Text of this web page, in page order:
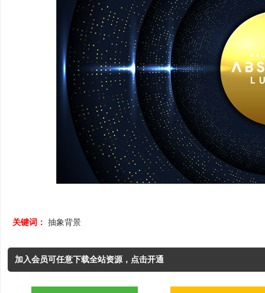
关键词： 抽象背景
加入会员可任意下载全站资源，点击开通